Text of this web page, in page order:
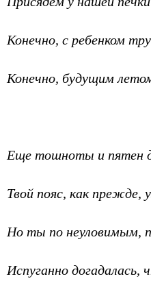
Конечно, с ребенком
Конечно, будущим
Еще тошноты и пятен
Твой пояс, как прежде,
Но ты по неуловимым,
Испуганно догадалась,